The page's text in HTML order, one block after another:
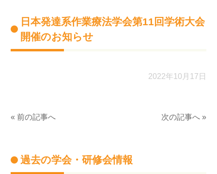
日本発達系作業療法学会第11回学術大会
開催のお知らせ
2022年10月17日
« 前の記事へ 次の記事へ »
過去の学会・研修会情報